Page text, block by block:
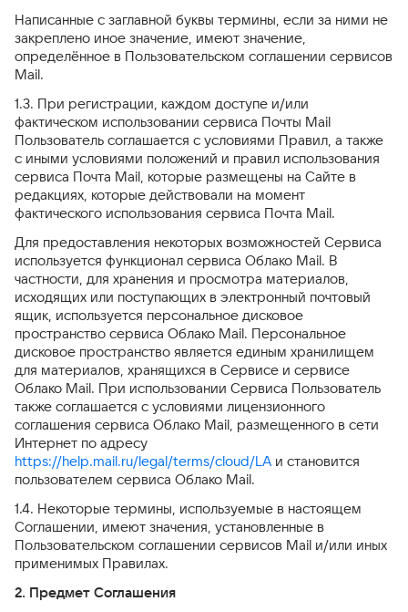
Написанные с заглавной буквы термины, если за ними не
закреплено иное значение, имеют значение,
определённое в Пользовательском соглашении сервисов
Mail.
1.3. При регистрации, каждом доступе и/или
фактическом использовании сервиса Почты Mail
Пользователь соглашается с условиями Правил, а также
с иными условиями положений и правил использования
сервиса Почта Mail, которые размещены на Сайте в
редакциях, которые действовали на момент
фактического использования сервиса Почта Mail.
Для предоставления некоторых возможностей Сервиса
используется функционал сервиса Облако Mail. В
частности, для хранения и просмотра материалов,
исходящих или поступающих в электронный почтовый
ящик, используется персональное дисковое
пространство сервиса Облако Mail. Персональное
дисковое пространство является единым хранилищем
для материалов, хранящихся в Сервисе и сервисе
Облако Mail. При использовании Сервиса Пользователь
также соглашается с условиями лицензионного
соглашения сервиса Облако Mail, размещенного в сети
Интернет по адресу
https://help.mail.ru/legal/terms/cloud/LA и становится
пользователем сервиса Облако Mail.
1.4. Некоторые термины, используемые в настоящем
Соглашении, имеют значения, установленные в
Пользовательском соглашении сервисов Mail и/или иных
применимых Правилах.
2. Предмет Соглашения